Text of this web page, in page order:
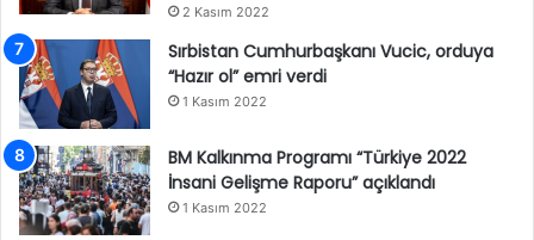
2 Kasım 2022
Sırbistan Cumhurbaşkanı Vucic, orduya
“Hazır ol” emri verdi
1 Kasım 2022
BM Kalkınma Programı “Türkiye 2022
İnsani Gelişme Raporu” açıklandı
1 Kasım 2022